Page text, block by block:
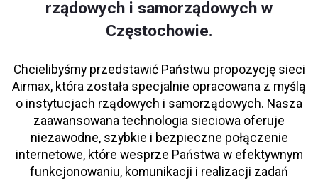
rządowych i samorządowych w
Częstochowie.
Chcielibyśmy przedstawić Państwu propozycję sieci
Airmax, która została specjalnie opracowana z myślą
o instytucjach rządowych i samorządowych. Nasza
zaawansowana technologia sieciowa oferuje
niezawodne, szybkie i bezpieczne połączenie
internetowe, które wesprze Państwa w efektywnym
funkcjonowaniu, komunikacji i realizacji zadań